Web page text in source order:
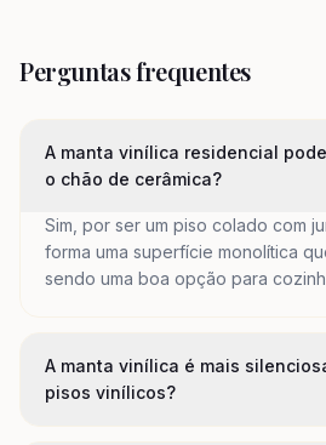
Perguntas frequentes
A manta vinílica residencial
o chão de cerâmica?
Sim, por ser um piso colado com
forma uma superfície monolítica
sendo uma boa opção para
A manta vinílica é mais
pisos vinílicos?